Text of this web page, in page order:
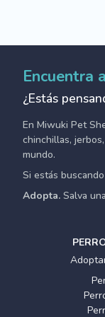
Encuentra
¿Estás
En Miwuki Pet
chinchillas,
mundo.
Si estás
Adopta. Salva